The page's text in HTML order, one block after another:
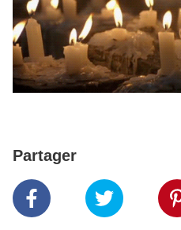
Partager